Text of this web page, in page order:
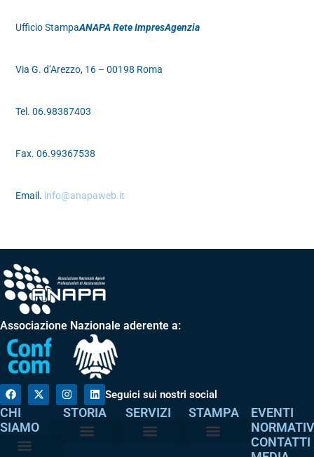
Ufficio StampaANAPA Rete ImpresAgenzia
Via G. d’Arezzo, 16 – 00198 Roma
Tel. 06.98387403
Fax. 06.99367538
Email. info@anapaweb.it
Associazione Nazionale aderente a:
Seguici sui nostri social
CHI
SIAMO
STORIA SERVIZI STAMPA
EVENTI
CONTATTI